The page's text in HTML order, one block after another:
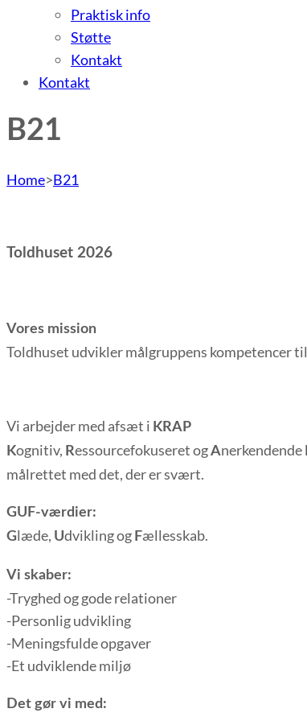
Praktisk info
Støtte
Kontakt
Kontakt
B21
Home>B21
Toldhuset 2026
Vores mission
Toldhuset udvikler målgruppens kompetencer
Vi arbejder med afsæt i KRAP
Kognitiv, Ressourcefokuseret ogAnerkendende
målrettet med det, der er svært.
GUF-værdier:
Glæde, Udvikling og Fællesskab.
Vi skaber:
-Tryghed og gode relationer
-Personlig udvikling
-Meningsfulde opgaver
-Et udviklende miljø
Det gør vi med: